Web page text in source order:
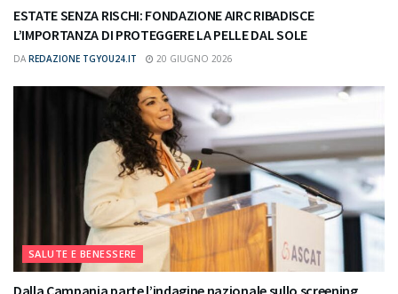
ESTATE SENZA RISCHI: FONDAZIONE AIRC RIBADISCE
L’IMPORTANZA DI PROTEGGERE LA PELLE DAL SOLE
DA REDAZIONE TGYOU24.IT 20 GIUGNO 2026
SALUTE E BENESSERE
Dalla Campania parte l’indagine nazionale sullo screening